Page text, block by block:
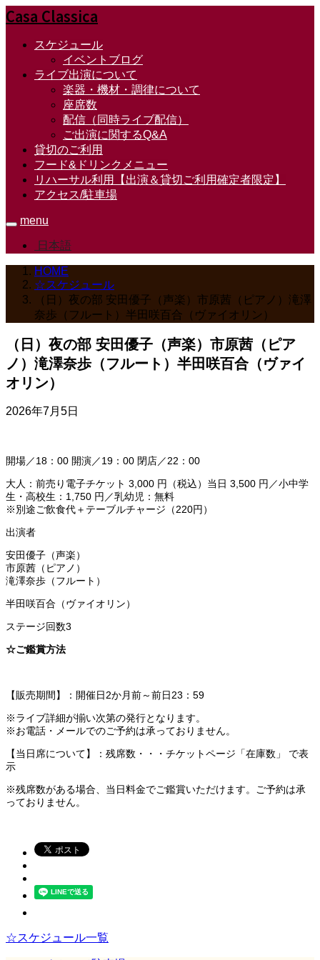
Casa Classica
スケジュール
イベントブログ
ライブ出演について
楽器・機材・調律について
座席数
配信（同時ライブ配信）
ご出演に関するQ&A
貸切のご利用
フード&ドリンクメニュー
リハーサル利用【出演＆貸切ご利用確定者限定】
アクセス/駐車場
menu
日本語
HOME
☆スケジュール
（日）夜の部 安田優子（声楽）市原茜（ピアノ）滝澤
奈歩（フルート）半田咲百合（ヴァイオリン）
（日）夜の部 安田優子（声楽）市原茜（ピア
ノ）滝澤奈歩（フルート）半田咲百合（ヴァイ
オリン）
2026年7月5日
開場／18：00 開演／19：00 閉店／22：00
大人：前売り電子チケット 3,000 円（税込）当日 3,500 円／小中学
生・高校生：1,750 円／乳幼児：無料
※別途ご飲食代＋テーブルチャージ（220円）
出演者
安田優子（声楽）
市原茜（ピアノ）
滝澤奈歩（フルート）
半田咲百合（ヴァイオリン）
ステージ回数3
☆ご鑑賞方法
【販売期間】：開催日2か月前～前日23：59
※ライブ詳細が揃い次第の発行となります。
※お電話・メールでのご予約は承っておりません。
【当日席について】：残席数・・・チケットページ「在庫数」 で表
示
※残席数がある場合、当日料金でご鑑賞いただけます。ご予約は承
っておりません。
☆スケジュール一覧